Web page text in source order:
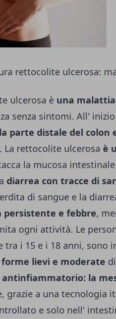
rettocolite ulcerosa:
ulcerosa è una
senza sintomi. All'
parte distale del
. La rettocolite ulcerosa è
la mucosa
diarrea con tracce di
di sangue e la
persistente e febbre,
ogni attività. Le
tra i 15 e i 18 anni, sono
lievi e moderate
antinfiammatorio: la
grazie a una tecnologia
e solo nell'